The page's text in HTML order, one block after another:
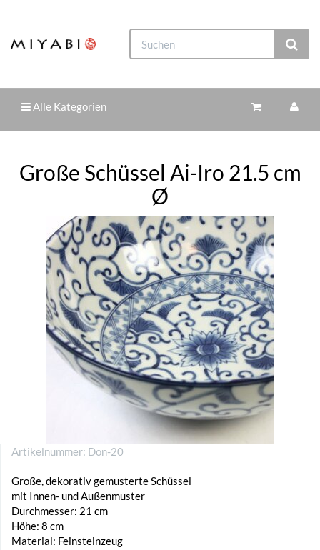
Alle Kategorien
Große Schüssel Ai-Iro 21.5 cm
Ø
Artikelnummer: Don-20
Große, dekorativ gemusterte Schüssel
mit Innen- und Außenmuster
Durchmesser: 21 cm
Höhe: 8 cm
Material: Feinsteinzeug